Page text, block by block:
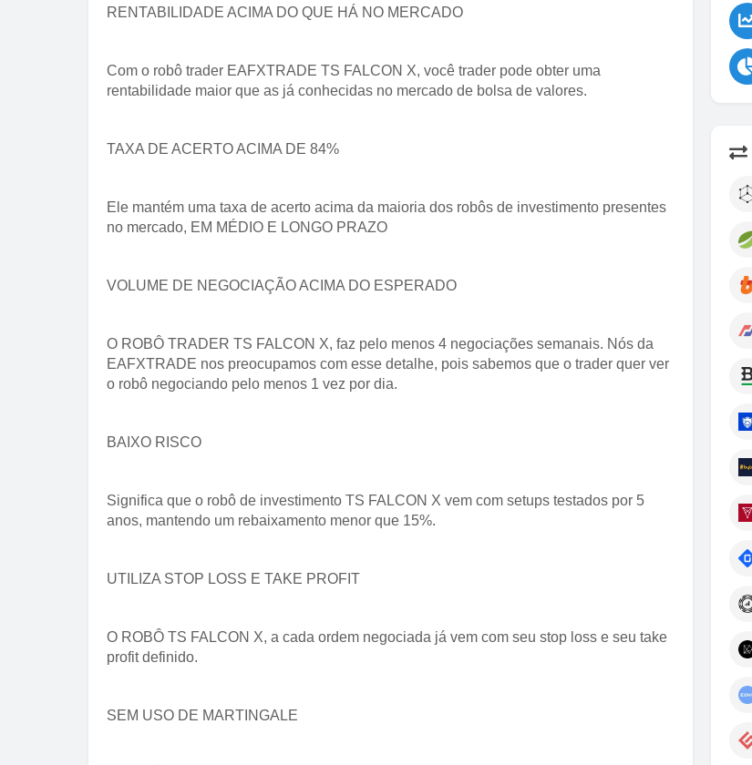
RENTABILIDADE ACIMA DO QUE HÁ NO MERCADO
Com o robô trader EAFXTRADE TS FALCON X, você trader pode obter uma
rentabilidade maior que as já conhecidas no mercado de bolsa de valores.
TAXA DE ACERTO ACIMA DE 84%
Ele mantém uma taxa de acerto acima da maioria dos robôs de investimento presentes
no mercado, EM MÉDIO E LONGO PRAZO
VOLUME DE NEGOCIAÇÃO ACIMA DO ESPERADO
O ROBÔ TRADER TS FALCON X, faz pelo menos 4 negociações semanais. Nós da
EAFXTRADE nos preocupamos com esse detalhe, pois sabemos que o trader quer ver
o robô negociando pelo menos 1 vez por dia.
BAIXO RISCO
Significa que o robô de investimento TS FALCON X vem com setups testados por 5
anos, mantendo um rebaixamento menor que 15%.
UTILIZA STOP LOSS E TAKE PROFIT
O ROBÔ TS FALCON X, a cada ordem negociada já vem com seu stop loss e seu take
profit definido.
SEM USO DE MARTINGALE